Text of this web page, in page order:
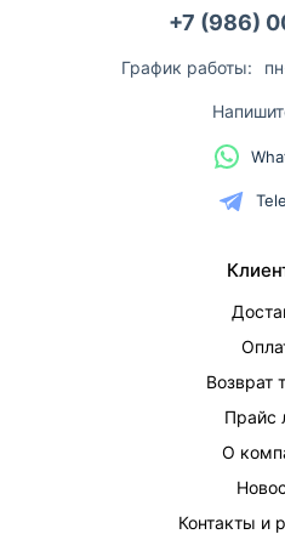
+7 (986)
График работы:
Возврат
Прайс
О
Контакты и